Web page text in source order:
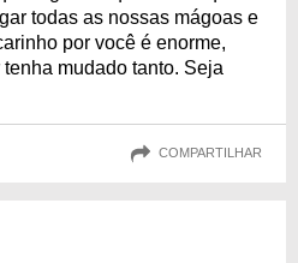
todas as nossas mágoas e
por você é enorme,
mudado tanto. Seja
COMPARTILHAR